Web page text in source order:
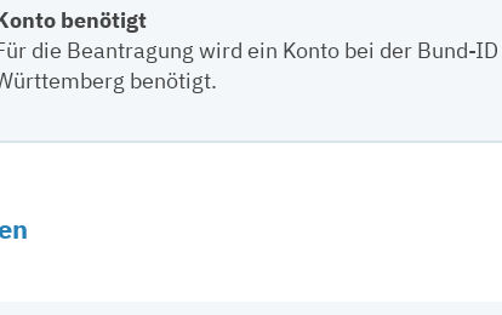
benötigt
die Beantragung wird ein Konto bei der Bund-
benötigt.